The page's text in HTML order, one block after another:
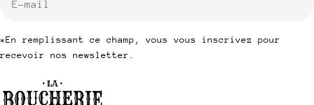
*En remplissant ce champ, vous vous inscrivez pour
recevoir nos newsletter.